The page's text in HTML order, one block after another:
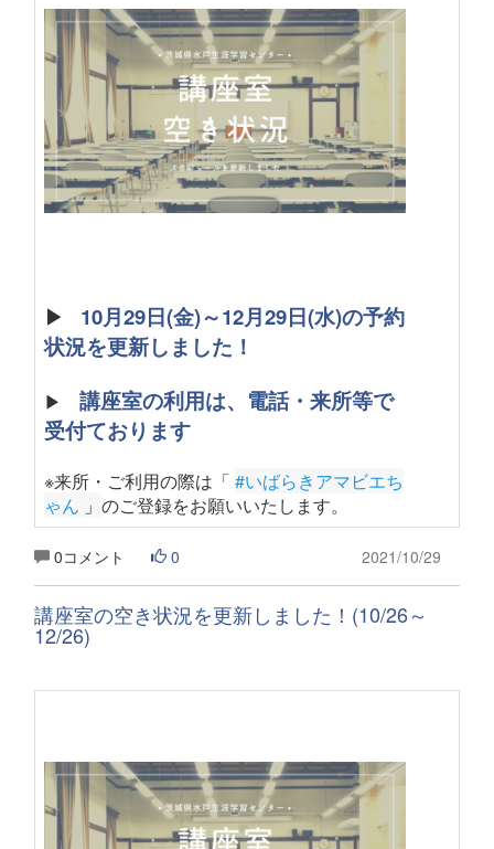
▶
10月29日(金)～12月29日(水)の予約
状況を更新しました！
▶ 講座室の利用は、電話・来所等で
受付ております
※来所・ご利用の際は「 #いばらきアマビエち
ゃん 」 のご登録をお願いいたします。
0コメント 0 2021/10/29
講座室の空き状況を更新しました！(10/26～
12/26)